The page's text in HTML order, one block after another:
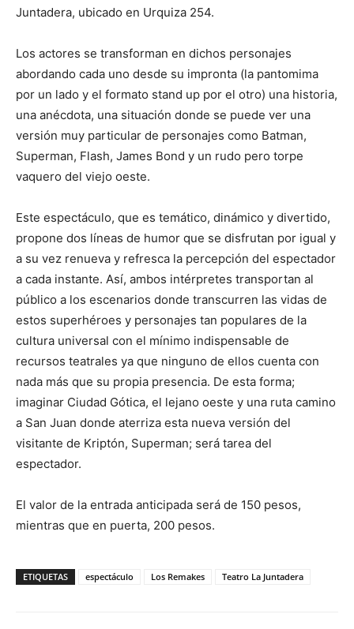
Juntadera, ubicado en Urquiza 254.
Los actores se transforman en dichos personajes
abordando cada uno desde su impronta (la pantomima
por un lado y el formato stand up por el otro) una historia,
una anécdota, una situación donde se puede ver una
versión muy particular de personajes como Batman,
Superman, Flash, James Bond y un rudo pero torpe
vaquero del viejo oeste.
Este espectáculo, que es temático, dinámico y divertido,
propone dos líneas de humor que se disfrutan por igual y
a su vez renueva y refresca la percepción del espectador
a cada instante. Así, ambos intérpretes transportan al
público a los escenarios donde transcurren las vidas de
estos superhéroes y personajes tan populares de la
cultura universal con el mínimo indispensable de
recursos teatrales ya que ninguno de ellos cuenta con
nada más que su propia presencia. De esta forma;
imaginar Ciudad Gótica, el lejano oeste y una ruta camino
a San Juan donde aterriza esta nueva versión del
visitante de Kriptón, Superman; será tarea del
espectador.
El valor de la entrada anticipada será de 150 pesos,
mientras que en puerta, 200 pesos.
ETIQUETAS espectáculo Los Remakes Teatro La Juntadera